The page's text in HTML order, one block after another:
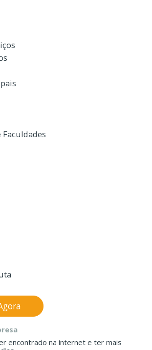
encontrado na internet e ter mais